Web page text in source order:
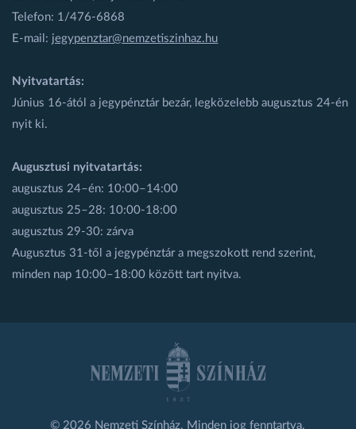
Telefon: 1/476-6868
E-mail: jegypenztar@nemzetiszinhaz.hu
Nyitvatartás:
Június 16-ától a jegypénztár bezár, legközelebb augusztus 24-én
nyit ki.
Augusztusi nyitvatartás:
augusztus 24–én: 10:00–14:00
augusztus 25–28: 10:00-18:00
augusztus 29-30: zárva
Augusztus 31-től a jegypénztár a megszokott rend szerint,
minden nap 10:00–18:00 között tart nyitva.
© 2026 Nemzeti Színház. Minden jog fenntartva.